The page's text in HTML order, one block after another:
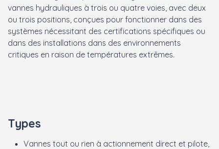
vannes hydrauliques à trois ou quatre voies, avec deux
ou trois positions, conçues pour fonctionner dans des
systèmes nécessitant des certifications spécifiques ou
dans des installations dans des environnements
critiques en raison de températures extrêmes.
Types
Vannes tout ou rien à actionnement direct et pilote,